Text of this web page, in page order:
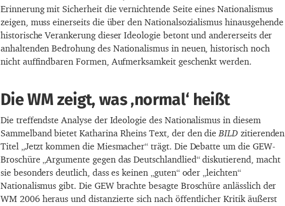
Erinnerung mit Sicherheit die vernichtende Seite eines Nationalismus
zeigen, muss einerseits die über den Nationalsozialismus hinausgehende
historische Verankerung dieser Ideologie betont und andererseits der
anhaltenden Bedrohung des Nationalismus in neuen, historisch noch
nicht auffindbaren Formen, Aufmerksamkeit geschenkt werden.
Die WM zeigt, was ‚normal‘ heißt
Die treffendste Analyse der Ideologie des Nationalismus in diesem
Sammelband bietet Katharina Rheins Text, der den dieBILD zitierenden
Titel „Jetzt kommen die Miesmacher“ trägt. Die Debatte um die GEW-
Broschüre „Argumente gegen das Deutschlandlied“ diskutierend, macht
sie besonders deutlich, dass es keinen „guten“ oder „leichten“
Nationalismus gibt. Die GEW brachte besagte Broschüre anlässlich der
WM 2006 heraus und distanzierte sich nach öffentlicher Kritik äußerst